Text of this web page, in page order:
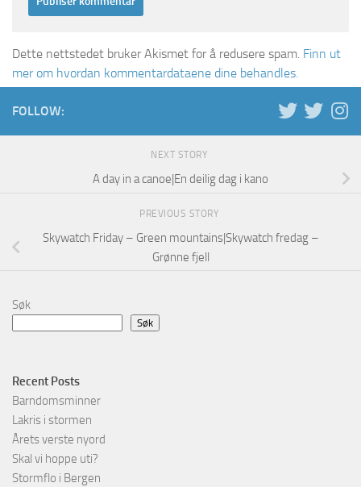
Dette nettstedet bruker Akismet for å redusere spam. Finn ut
mer om hvordan kommentardataene dine behandles.
FOLLOW:
NEXT STORY
A day in a canoe|En deilig dag i kano
PREVIOUS STORY
Skywatch Friday – Green mountains|Skywatch fredag –
Grønne fjell
Søk
Søk
Recent Posts
Barndomsminner
Lakris i stormen
Årets verste nyord
Skal vi hoppe uti?
Stormflo i Bergen